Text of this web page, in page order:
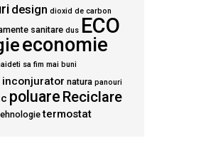
design dioxid de carbon
sanitare dus ECO
economie
sa fim mai buni
inconjurator natura panouri
poluare Reciclare
termostat